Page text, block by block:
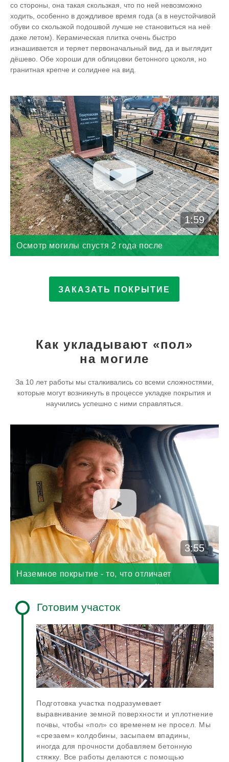
со стороны, она такая скользкая, что по ней невозможно
ходить, особенно в дождливое время года (а в неустойчивой
обуви со скользкой подошвой лучше не становиться на неё
даже летом). Керамическая плитка очень быстро
изнашивается и теряет первоначальный вид, да и выглядит
дёшево. Обе хороши для облицовки бетонного цоколя, но
гранитная крепче и солиднее на вид.
1:59
Осмотр могилы спустя 2 года после
ЗАКАЗАТЬ ПОКРЫТИЕ
Как укладывают «пол»
на могиле
За 10 лет работы мы сталкивались со всеми сложностями,
которые могут возникнуть в процессе укладке покрытия и
научились успешно с ними справляться.
3:55
Наземное покрытие - то, что отличает
Готовим участок
Подготовка участка подразумевает
выравнивание земной поверхности и уплотнение
почвы, чтобы «пол» со временем не просел. Мы
«срезаем» колдобины, засыпаем впадины,
иногда для прочности добавляем бетонную
стяжку. Все работы делаются с помощью